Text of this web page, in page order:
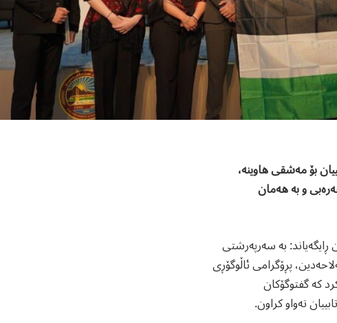
بۆ مەشقی هاوینە،
و بە هەمان
ڕایگەیاند: بە سەرپەرشتی
پڕۆگرامی ئاڵوگۆڕی
کە گفتوگۆکان
تەواو کراون.